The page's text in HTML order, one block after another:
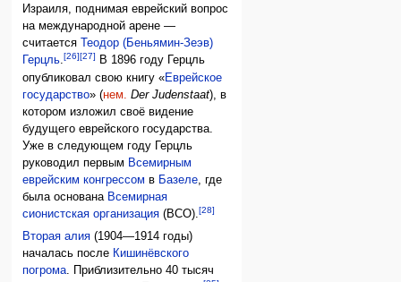
Израиля, поднимая еврейский вопрос
на международной арене —
считается
Теодор (Беньямин-Зеэв)
Герцль.[26][27]
В 1896 году Герцль
опубликовал свою книгу «Еврейское
государство» (нем. Der Judenstaat), в
котором изложил своё видение
будущего еврейского государства.
Уже в следующем году Герцль
руководил первым Всемирным
еврейским конгрессом в Базеле , где
была основана Всемирная
сионистская организация (ВСО).[28]
Вторая алия (1904—1914 годы)
началась после Кишинёвского
погрома. Приблизительно 40 тысяч